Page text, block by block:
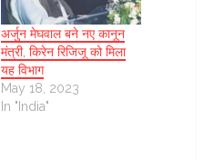
अर्जुन मेघवाल बने नए कानून
मंत्री, किरेन रिजिजू को मिला
यह विभाग
May 18, 2023
In "India"